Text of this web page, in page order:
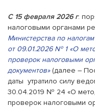
С 15 февраля 2026 г.
налоговыми органами
Министерства по
от 09.01.2026 № 1 «О
проверок налоговыми
документов»(далее –
даты утратило силу
30.04.2019 № 24 «О
проверок налоговыми